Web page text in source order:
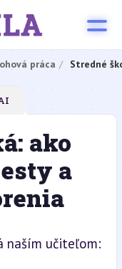
práca Stredné
ako
a
naším učiteľom: